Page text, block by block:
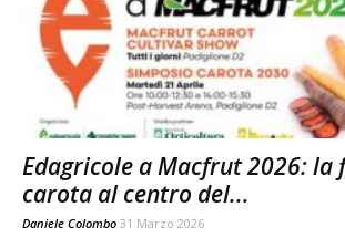
Edagricole a Macfrut 2026:
carota al centro del...
Daniele Colombo 31 Marzo 2026